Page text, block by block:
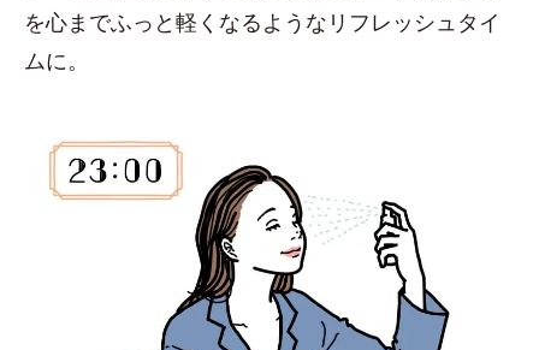
を心までふっと軽くなるようなリフレッシュタイ
ムに。